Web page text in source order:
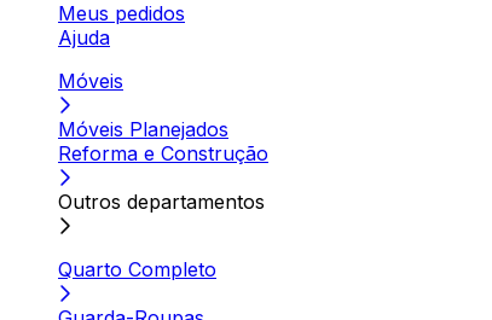
Meus pedidos
Ajuda
Móveis
Móveis Planejados
Reforma e Construção
Outros departamentos
Quarto Completo